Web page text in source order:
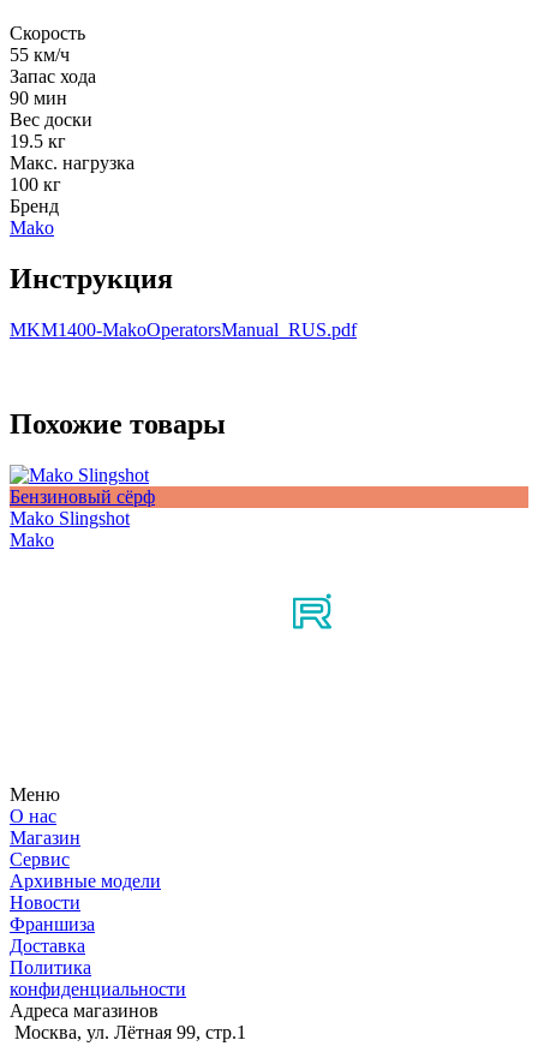
Скорость
55 км/ч
Запас хода
90 мин
Вес доски
19.5 кг
Макс. нагрузка
100 кг
Бренд
Mako
Инструкция
MKM1400-MakoOperatorsManual_RUS.pdf
Похожие товары
Бензиновый сёрф
Mako Slingshot
Mako
Меню
О нас
Магазин
Сервис
Архивные модели
Новости
Франшиза
Доставка
Политика
конфиденциальности
Адреса магазинов
Москва, ул. Лётная 99, стр.1